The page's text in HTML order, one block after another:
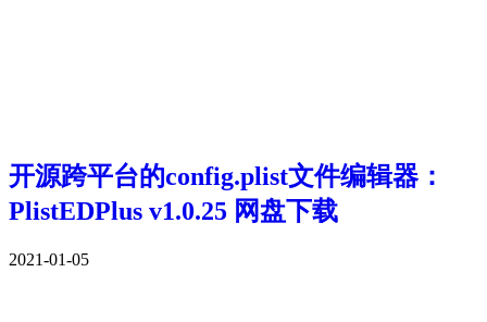
开源跨平台的config.plist文件编辑器：
PlistEDPlus v1.0.25 网盘下载
2021-01-05